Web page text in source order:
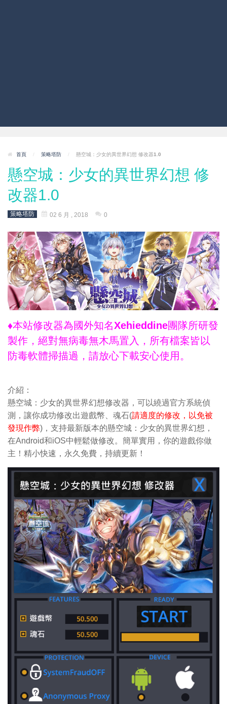
首頁 / 策略塔防 / 懸空城：少女的異世界幻想 修改器1.0
懸空城：少女的異世界幻想 修
改器1.0
策略塔防 02 6 月 , 2018 0
♦本站修改器為國外知名Xehieddine團隊所研發
製作，絕對無病毒無木馬置入，所有檔案皆以
防毒軟體掃描過，請放心下載安心使用。
介紹：
懸空城：少女的異世界幻想修改器，可以繞過官方系統偵
測，讓你成功修改出遊戲幣、魂石(請適度的修改，以免被
發現作弊)，支持最新版本的懸空城：少女的異世界幻想，
在Android和iOS中輕鬆做修改。簡單實用，你的遊戲你做
主！精小快速，永久免費，持續更新！